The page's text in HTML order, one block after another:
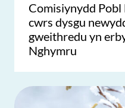
Comisiynydd
cwrs dysgu
gweithredu yn
Nghymru